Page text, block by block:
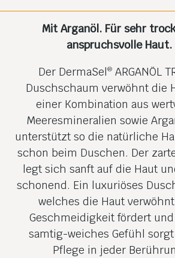
Mit Arganöl. Für sehr
anspruchsvolle Haut.
Der DermaSel® ARGANÖL
Duschschaum verwöhnt die
einer Kombination aus
Meeresmineralien sowie
unterstützt so die natürliche
schon beim Duschen. Der
legt sich sanft auf die Haut
schonend. Ein luxuriöses
welches die Haut
Geschmeidigkeit fördert
samtig-weiches Gefühl
Pflege in jeder